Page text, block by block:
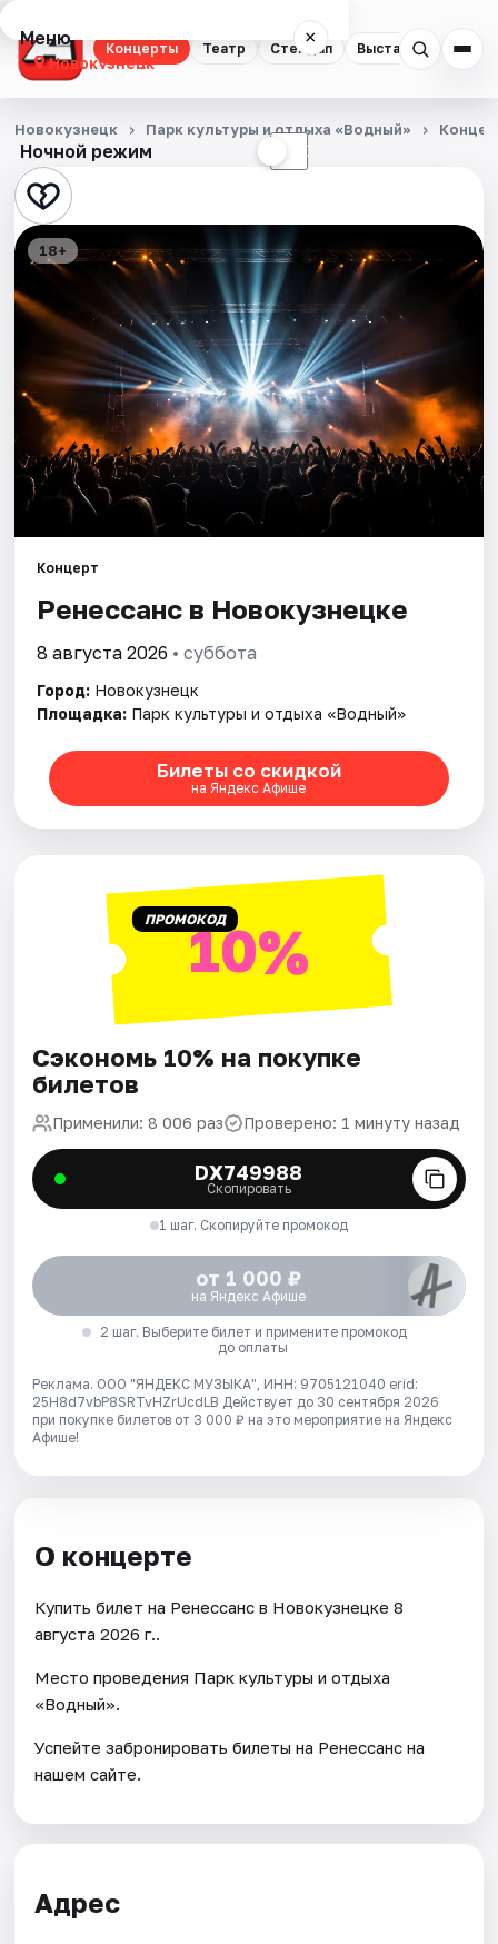
Концерты Театр Стендап Выставки
Меню ×
Новокузнецк
Концерты
Театр
Стендап
Выставки
Квесты
Экскурсии
События
Города
Артисты
Рейтинги
Ночной режим ☾
Новокузнецк Парк культуры и отдыха «Водный»
18+
Концерт
Ренессанс в Новокузнецке
8 августа 2026 • суббота
Город: Новокузнецк
Площадка: Парк культуры и отдыха «Водный»
Билеты со скидкой
на Яндекс Афише
ПРОМОКОД10%
Сэкономь 10% на покупке
билетов
Применили: 8 006 раз Проверено: 1 минуту назад
DX749988
Скопировать
1 шаг. Скопируйте промокод
от 1 000 ₽
на Яндекс Афише
2 шаг. Выберите билет и примените промокод
до оплаты
Реклама. ООО "ЯНДЕКС МУЗЫКА", ИНН: 9705121040 erid:
25H8d7vbP8SRTvHZrUcdLB Действует до 30 сентября 2026
при покупке билетов от 3 000 ₽ на это мероприятие на Яндекс
Афише!
О концерте
Купить билет на Ренессанс в Новокузнецке 8
августа 2026 г..
Место проведения Парк культуры и отдыха
«Водный».
Успейте забронировать билеты на Ренессанс на
нашем сайте.
Адрес